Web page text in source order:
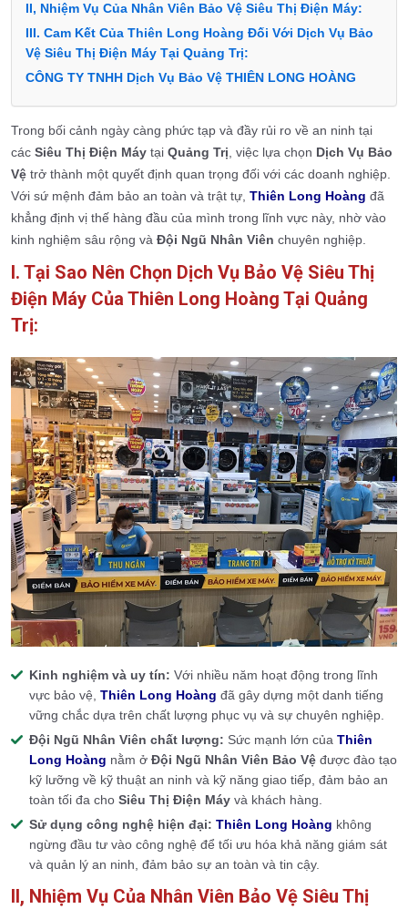
II, Nhiệm Vụ Của Nhân Viên Bảo Vệ Siêu Thị Điện Máy:
III. Cam Kết Của Thiên Long Hoàng Đối Với Dịch Vụ Bảo
Vệ Siêu Thị Điện Máy Tại Quảng Trị:
CÔNG TY TNHH Dịch Vụ Bảo Vệ THIÊN LONG HOÀNG
Trong bối cảnh ngày càng phức tạp và đầy rủi ro về an ninh tại
các Siêu Thị Điện Máy tại Quảng Trị , việc lựa chọn Dịch Vụ Bảo
Vệ trở thành một quyết định quan trọng đối với các doanh nghiệp.
Với sứ mệnh đảm bảo an toàn và trật tự, Thiên Long Hoàng đã
khẳng định vị thế hàng đầu của mình trong lĩnh vực này, nhờ vào
kinh nghiệm sâu rộng và Đội Ngũ Nhân Viên chuyên nghiệp.
I. Tại Sao Nên Chọn Dịch Vụ Bảo Vệ Siêu Thị
Điện Máy Của Thiên Long Hoàng Tại Quảng
Trị:
Kinh nghiệm và uy tín: Với nhiều năm hoạt động trong lĩnh
vực bảo vệ, Thiên Long Hoàng đã gây dựng một danh tiếng
vững chắc dựa trên chất lượng phục vụ và sự chuyên nghiệp.
Đội Ngũ Nhân Viên chất lượng: Sức mạnh lớn của Thiên
Long Hoàng nằm ở Đội Ngũ Nhân Viên Bảo Vệ được đào tạo
kỹ lưỡng về kỹ thuật an ninh và kỹ năng giao tiếp, đảm bảo an
toàn tối đa cho Siêu Thị Điện Máy và khách hàng.
Sử dụng công nghệ hiện đại: Thiên Long Hoàng không
ngừng đầu tư vào công nghệ để tối ưu hóa khả năng giám sát
và quản lý an ninh, đảm bảo sự an toàn và tin cậy.
II, Nhiệm Vụ Của Nhân Viên Bảo Vệ Siêu Thị